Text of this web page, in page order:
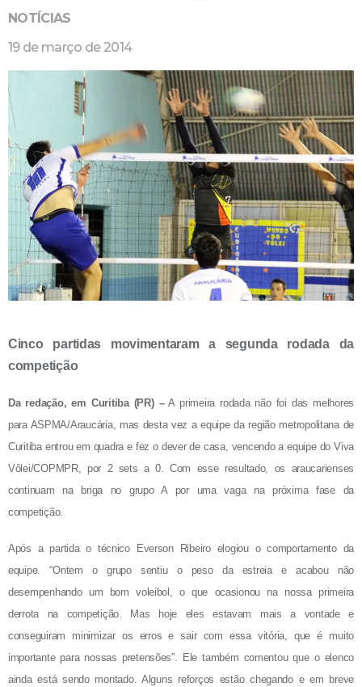
NOTÍCIAS
19 de março de 2014
Cinco partidas movimentaram a segunda rodada da
competição
Da redação, em Curitiba (PR) –A primeira rodada não foi das melhores
para ASPMA/Araucária, mas desta vez a equipe da região metropolitana de
Curitiba entrou em quadra e fez o dever de casa, vencendo a equipe do Viva
Vôlei/COPMPR, por 2 sets a 0. Com esse resultado, os araucarienses
continuam na briga no grupo A por uma vaga na próxima fase da
competição.
Após a partida o técnico Everson Ribeiro elogiou o comportamento da
equipe. “Ontem o grupo sentiu o peso da estreia e acabou não
desempenhando um bom voleibol, o que ocasionou na nossa primeira
derrota na competição. Mas hoje eles estavam mais a vontade e
conseguiram minimizar os erros e sair com essa vitória, que é muito
importante para nossas pretensões”. Ele também comentou que o elenco
ainda está sendo montado. Alguns reforços estão chegando e em breve